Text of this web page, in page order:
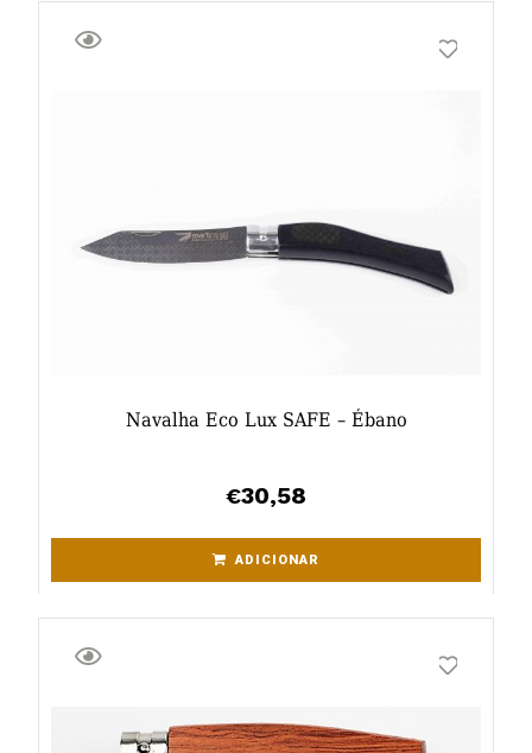
Navalha Eco Lux SAFE – Ébano
€30,58
ADICIONAR